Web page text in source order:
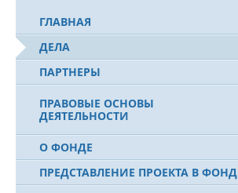
ГЛАВНАЯ
ДЕЛА
ПАРТНЕРЫ
ПРАВОВЫЕ ОСНОВЫ
ДЕЯТЕЛЬНОСТИ
О ФОНДЕ
ПРЕДСТАВЛЕНИЕ ПРОЕКТА В ФОНД